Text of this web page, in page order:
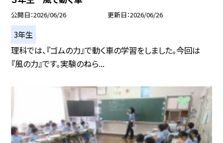
公開日 2026/06/26 更新日 2026/06/26
3年生
理科では、『ゴムの力』で動く車の学習をしました。今回は
『風の力』です。実験のねら...